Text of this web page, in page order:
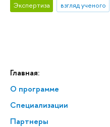
Главная:
О программе
Спе­ци­а­ли­за­ции
Партнеры
Экспертиза взгляд ученого